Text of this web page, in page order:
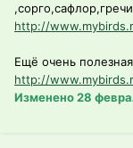
http://
Ещё очень
http://
Изменено28